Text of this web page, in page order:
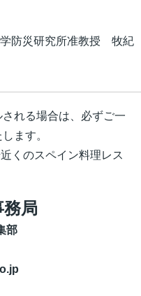
究所准教授 牧紀
れる場合は、必ずご一
ます。
くのスペイン料理レス
局
部